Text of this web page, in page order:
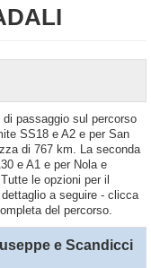
passaggio sul percorso
SS18 e A2 e per San
di 767 km. La seconda
e A1 e per Nola e
le opzioni per il
a seguire - clicca
del percorso.
e Scandicci